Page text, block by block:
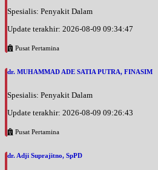
Spesialis: Penyakit Dalam
Update terakhir: 2026-08-09 09:34:47
Pusat Pertamina
dr. MUHAMMAD ADE SATIA PUTRA, FINASIM
Spesialis: Penyakit Dalam
Update terakhir: 2026-08-09 09:26:43
Pusat Pertamina
dr. Adji Suprajitno, SpPD